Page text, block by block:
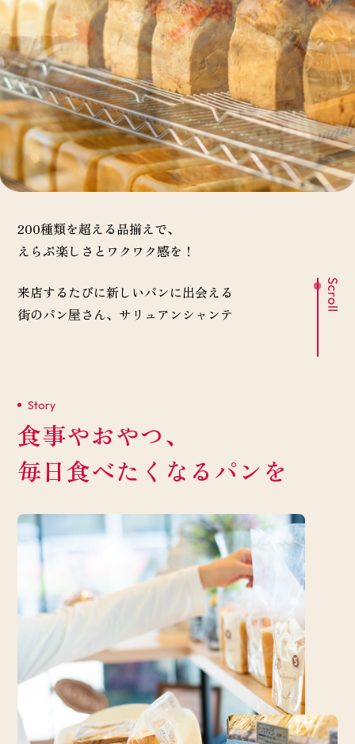
200種類を超える品揃えで、
えらぶ楽しさとワクワク感を！
来店するたびに新しいパンに出会える
街のパン屋さん、サリュアンシャンテ
Story
食事やおやつ、
毎日食べたくなるパンを